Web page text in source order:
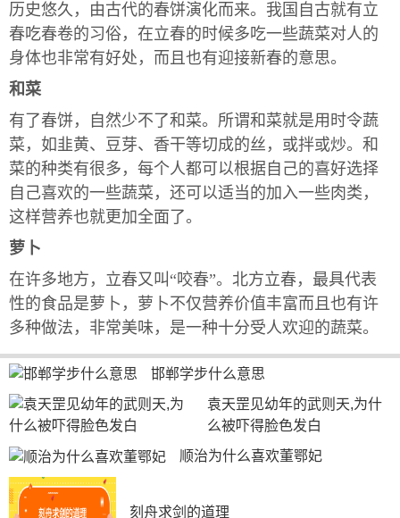
历史悠久，由古代的春饼演化而来。我国自古就有立
春吃春卷的习俗，在立春的时候多吃一些蔬菜对人的
身体也非常有好处，而且也有迎接新春的意思。
和菜
有了春饼，自然少不了和菜。所谓和菜就是用时令蔬
菜，如韭黄、豆芽、香干等切成的丝，或拌或炒。和
菜的种类有很多，每个人都可以根据自己的喜好选择
自己喜欢的一些蔬菜，还可以适当的加入一些肉类，
这样营养也就更加全面了。
萝卜
在许多地方，立春又叫“咬春”。北方立春，最具代表
性的食品是萝卜，萝卜不仅营养价值丰富而且也有许
多种做法，非常美味，是一种十分受人欢迎的蔬菜。
邯郸学步什么意思
袁天罡见幼年的武则天,为什
么被吓得脸色发白
顺治为什么喜欢董鄂妃
刻舟求剑的道理